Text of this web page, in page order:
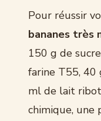
Pour réussir
bananes très
150 g de
farine T55, 40
ml de lait
chimique, une